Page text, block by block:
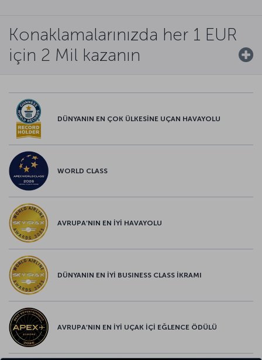
Konaklamalarınızda her 1 EUR
için 2 Mil kazanın
DÜNYANIN EN ÇOK ÜLKESİNE UÇAN HAVAYOLU
WORLD CLASS
AVRUPA’NIN EN İYİ HAVAYOLU
DÜNYANIN EN İYİ BUSINESS CLASS İKRAMI
AVRUPA’NIN EN İYİ UÇAK İÇİ EĞLENCE ÖDÜLÜ